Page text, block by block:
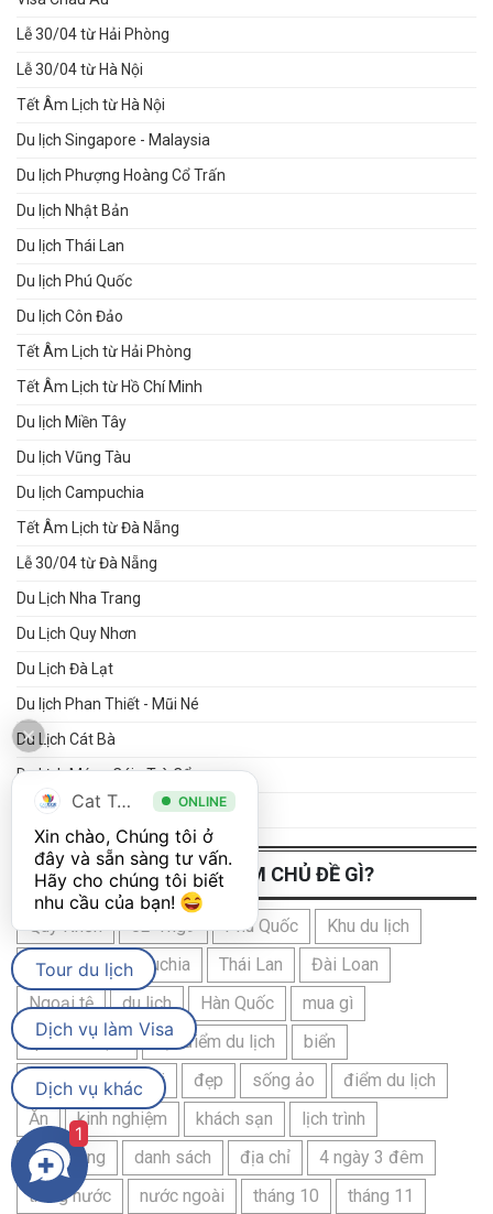
Lễ 30/04 từ Hải Phòng
Lễ 30/04 từ Hà Nội
Tết Âm Lịch từ Hà Nội
Du lịch Singapore - Malaysia
Du lịch Phượng Hoàng Cổ Trấn
Du lịch Nhật Bản
Du lịch Thái Lan
Du lịch Phú Quốc
Du lịch Côn Đảo
Tết Âm Lịch từ Hải Phòng
Tết Âm Lịch từ Hồ Chí Minh
Du lịch Miền Tây
Du lịch Vũng Tàu
Du lịch Campuchia
Tết Âm Lịch từ Đà Nẵng
Lễ 30/04 từ Đà Nẵng
Du Lịch Nha Trang
Du Lịch Quy Nhơn
Du Lịch Đà Lạt
Du lịch Phan Thiết - Mũi Né
Du Lịch Cát Bà
Du Lịch Móng Cái - Trà Cổ
Du Lịch Cô Tô
BẠN QUAN TÂM CHỦ ĐỀ GÌ?
Quy Nhơn 02-Thg9 Phú Quốc
Khu du lịch
Cát Bà
Campuchia Thái Lan
Đài Loan
Ngoại tệ
du lịch Hàn Quốc
mua gì
quà lưu niệm
địa điểm du lịch
biển
Trà Cổ - Móng Cái
đẹp sống ảo
điểm du lịch
Ăn
kinh nghiệm khách sạn
lịch trình
ngân hàng
danh sách địa chỉ
4 ngày 3 đêm
trong nước
nước ngoài tháng 10 tháng 11
Cat Tour ONLINE
Xin chào, Chúng tôi ở
đây và sẵn sàng tư vấn.
Hãy cho chúng tôi biết
nhu cầu của bạn!
Tour du lịch
Dịch vụ làm Visa
Dịch vụ khác
1